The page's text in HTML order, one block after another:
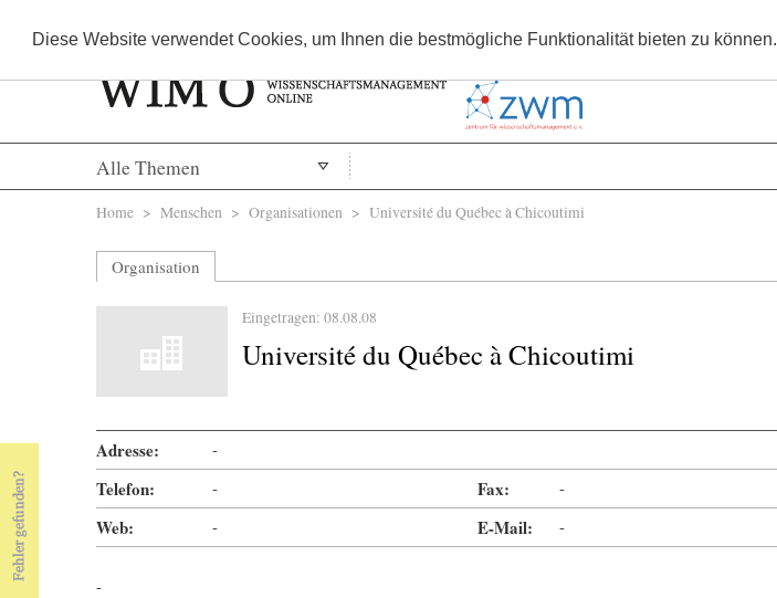
Diese Website verwendet Cookies, um Ihnen die bestmögliche Funktionalität bieten zu können.
Alle Themen
Sie sind hier
Home > Menschen > Organisationen > Université du Québec à Chicoutimi
Organisation
Eingetragen: 08.08.08
Université du Québec à Chicoutimi
Adresse: -
Telefon: - Fax: -
Web: - E-Mail: -
-